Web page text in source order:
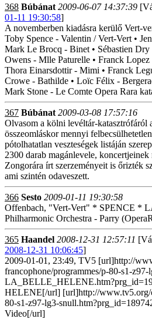
368 Búbánat 2009-06-07 14:37:39
01-11 19:30:58]
A novemberben kiadásra kerülő Vert-
Toby Spence - Valentin / Vert-Vert •
Mark Le Brocq - Binet • Sébastien
Owens - Mlle Paturelle • Franck
Thora Einarsdottir - Mimi • Franck
Crowe - Bathilde • Loïc Félix -
Mark Stone - Le Comte Opera Rara
367 Búbánat 2009-03-08 17:57:16
Olvasom a kölni levéltár-katasztrófáról
összeomláskor mennyi
pótolhatatlan veszteségek listáján
2300 darab magánlevele, koncertjeinek
Zongorára írt szerzeményeit is őrizték
ami szintén odaveszett.
366 Sesto 2009-01-11 19:30:58
Offenbach, "Vert-Vert" * SPENCE *
Philharmonic Orchestra - Parry
365 Haandel 2008-12-31 12:57:11
2008-12-31 10:06:45]
2009-01-01, 23:49, TV5 [url]http://
francophone/programmes/p-80-s1-z97-
HELENE[/url] [url]http://www.tv5.org/
80-s1-z97-lg3-
Video[/url]